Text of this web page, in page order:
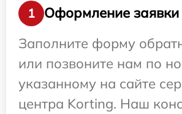
1
Оформление заявки
Заполните форму
или позвоните нам по
указанному на сайте
центра Korting. Наш